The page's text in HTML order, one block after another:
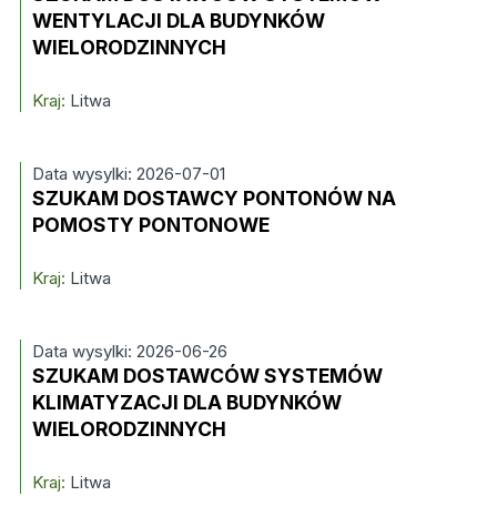
WENTYLACJI DLA BUDYNKÓW
WIELORODZINNYCH
Kraj: Litwa
Data wysylki: 2026-07-01
SZUKAM DOSTAWCY PONTONÓW NA
POMOSTY PONTONOWE
Kraj: Litwa
Data wysylki: 2026-06-26
SZUKAM DOSTAWCÓW SYSTEMÓW
KLIMATYZACJI DLA BUDYNKÓW
WIELORODZINNYCH
Kraj: Litwa